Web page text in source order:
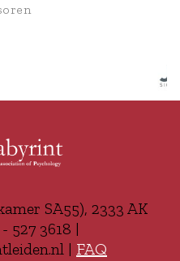
SA55), 2333 AK
527 3618 |
| FAQ